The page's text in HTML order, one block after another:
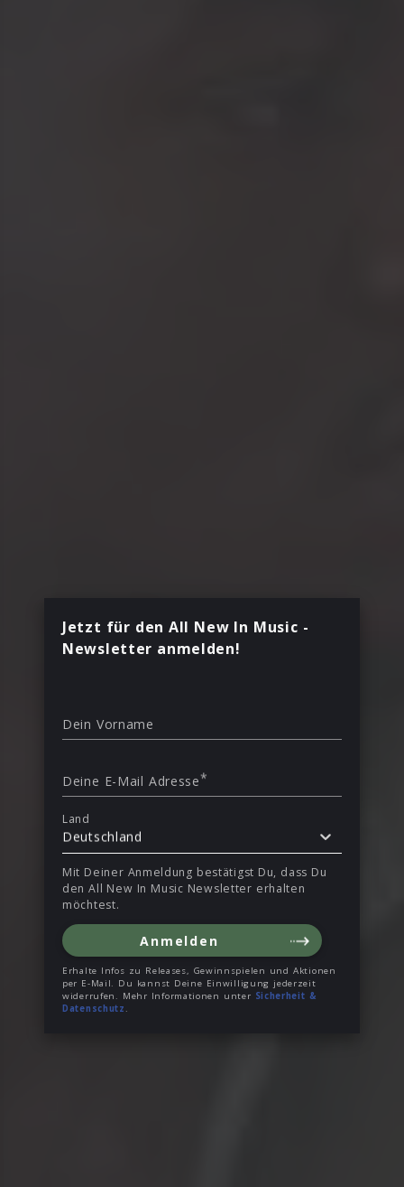
Jetzt für den All New In Music -
Newsletter anmelden!
Dein Vorname
Deine E-Mail Adresse*
Land
Deutschland
Mit Deiner Anmeldung bestätigst Du, dass Du
den All New In Music Newsletter erhalten
möchtest.
Anmelden
Erhalte Infos zu Releases, Gewinnspielen und Aktionen
per E-Mail. Du kannst Deine Einwilligung jederzeit
widerrufen. Mehr Informationen unter Sicherheit &
Datenschutz